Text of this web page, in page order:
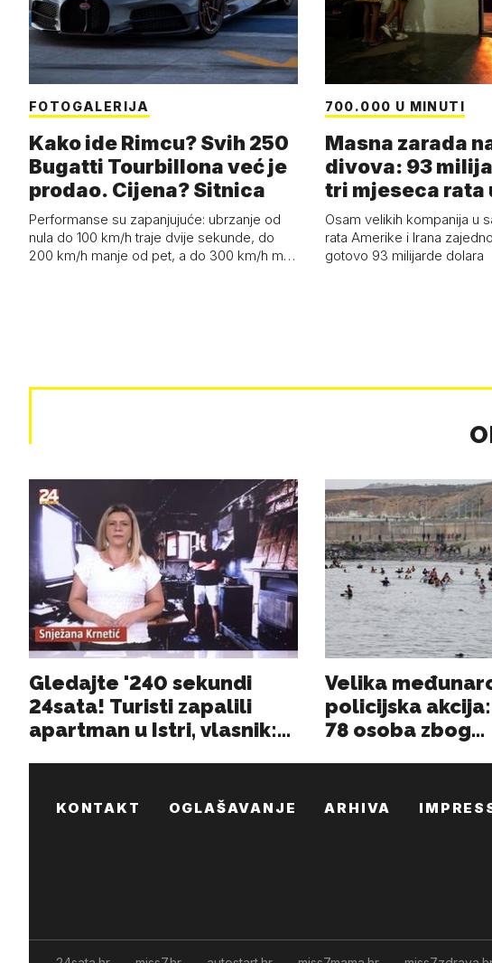
FOTOGALERIJA
Kako ide Rimcu? Svih 250
Bugatti Tourbillona već je
prodao. Cijena? Sitnica
Performanse su zapanjujuće: ubrzanje od
nula do 100 km/h traje dvije sekunde, do
200 km/h manje od pet, a do 300 km/h m…
700.000 U MINUTI
Masna zarada
divova: 93
tri mjeseca rata
Osam velikih kompanija u
rata Amerike i Irana
gotovo 93 milijarde dolara
KONTAKT OGLAŠAVANJE ARHIVA